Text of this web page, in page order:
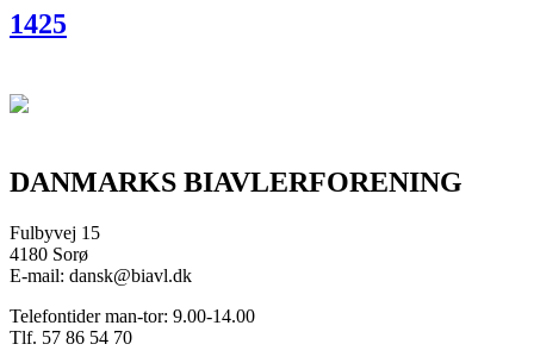
1425
DANMARKS BIAVLERFORENING
Fulbyvej 15
4180 Sorø
E-mail: dansk@biavl.dk
Telefontider man-tor: 9.00-14.00
Tlf. 57 86 54 70